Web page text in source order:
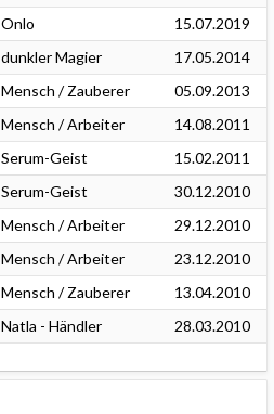
Onlo
15.07.2019
dunkler Magier
17.05.2014
Mensch / Zauberer
05.09.2013
Mensch / Arbeiter
14.08.2011
Serum-Geist
15.02.2011
Serum-Geist
30.12.2010
Mensch / Arbeiter
29.12.2010
Mensch / Arbeiter
23.12.2010
Mensch / Zauberer
13.04.2010
Natla - Händler 28.03.2010